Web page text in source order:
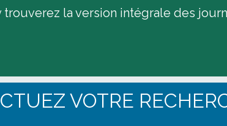
trouverez la version intégrale des
VOTRE